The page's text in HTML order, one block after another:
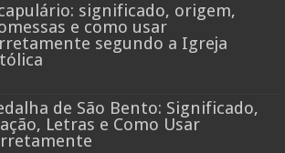
significado, origem,
e como usar
segundo a Igreja
de São Bento: Significado,
Letras e Como Usar